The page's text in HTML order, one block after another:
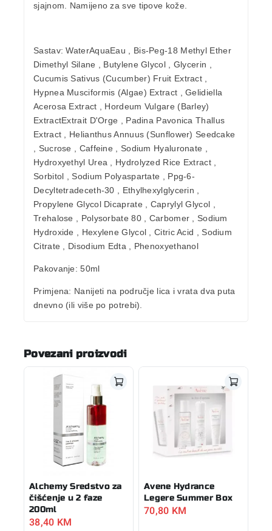
sjajnom. Namijeno za sve tipove kože.
Sastav:WaterAquaEau , Bis-Peg-18 Methyl Ether
Dimethyl Silane , Butylene Glycol , Glycerin ,
Cucumis Sativus (Cucumber) Fruit Extract ,
Hypnea Musciformis (Algae) Extract , Gelidiella
Acerosa Extract , Hordeum Vulgare (Barley)
ExtractExtrait D'Orge , Padina Pavonica Thallus
Extract , Helianthus Annuus (Sunflower) Seedcake
, Sucrose , Caffeine , Sodium Hyaluronate ,
Hydroxyethyl Urea , Hydrolyzed Rice Extract ,
Sorbitol , Sodium Polyaspartate , Ppg-6-
Decyltetradeceth-30 , Ethylhexylglycerin ,
Propylene Glycol Dicaprate , Caprylyl Glycol ,
Trehalose , Polysorbate 80 , Carbomer , Sodium
Hydroxide , Hexylene Glycol , Citric Acid , Sodium
Citrate , Disodium Edta , Phenoxyethanol
Pakovanje:50ml
Primjena: Nanijeti na područje lica i vrata dva puta
dnevno (ili više po potrebi).
Povezani proizvodi
Alchemy Sredstvo za
čišćenje u 2 faze
200ml
38,40 KM
Avene Hydrance
Legere Summer Box
70,80 KM